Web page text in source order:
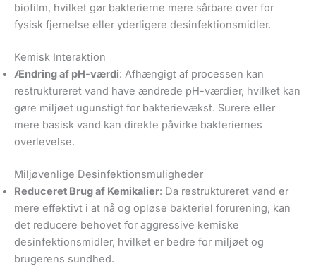
biofilm, hvilket gør bakterierne mere sårbare over for
fysisk fjernelse eller yderligere desinfektionsmidler.
Kemisk Interaktion
Ændring af pH-værdi: Afhængigt af processen kan
restruktureret vand have ændrede pH-værdier, hvilket kan
gøre miljøet ugunstigt for bakterievækst. Surere eller
mere basisk vand kan direkte påvirke bakteriernes
overlevelse.
Miljøvenlige Desinfektionsmuligheder
Reduceret Brug af Kemikalier: Da restruktureret vand er
mere effektivt i at nå og opløse bakteriel forurening, kan
det reducere behovet for aggressive kemiske
desinfektionsmidler, hvilket er bedre for miljøet og
brugerens sundhed.